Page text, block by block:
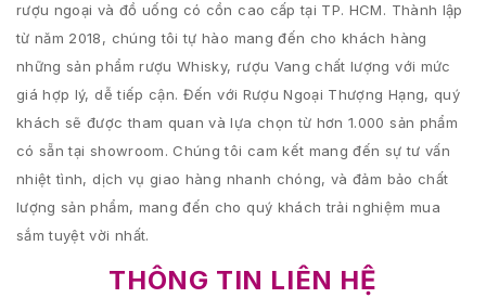
rượu ngoại và đồ uống có cồn cao cấp tại TP. HCM. Thành lập
từ năm 2018, chúng tôi tự hào mang đến cho khách hàng
những sản phẩm rượu Whisky, rượu Vang chất lượng với mức
giá hợp lý, dễ tiếp cận. Đến với Rượu Ngoại Thượng Hạng, quý
khách sẽ được tham quan và lựa chọn từ hơn 1.000 sản phẩm
có sẵn tại showroom. Chúng tôi cam kết mang đến sự tư vấn
nhiệt tình, dịch vụ giao hàng nhanh chóng, và đảm bảo chất
lượng sản phẩm, mang đến cho quý khách trải nghiệm mua
sắm tuyệt vời nhất.
THÔNG TIN LIÊN HỆ